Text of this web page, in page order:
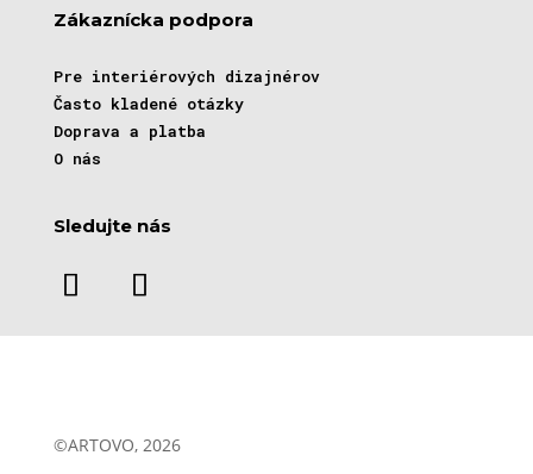
Zákaznícka podpora
Pre interiérových dizajnérov
Často kladené otázky
Doprava a platba
O nás
Sledujte nás
©ARTOVO, 2026